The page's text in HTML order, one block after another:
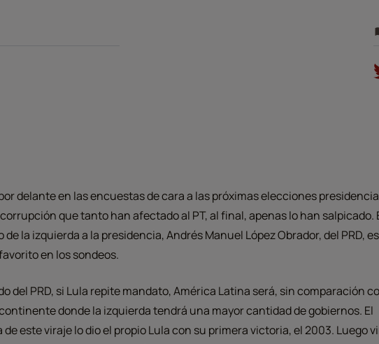
delante en las encuestas de cara a las próximas elecciones
que tanto han afectado al PT, al final, apenas lo han salpicado.
la izquierda a la presidencia, Andrés Manuel López Obrador, del PRD,
en los sondeos.
del PRD, si Lula repite mandato, América Latina será, sin comparación
donde la izquierda tendrá una mayor cantidad de gobiernos. El
este viraje lo dio el propio Lula con su primera victoria, el 2003. Luego